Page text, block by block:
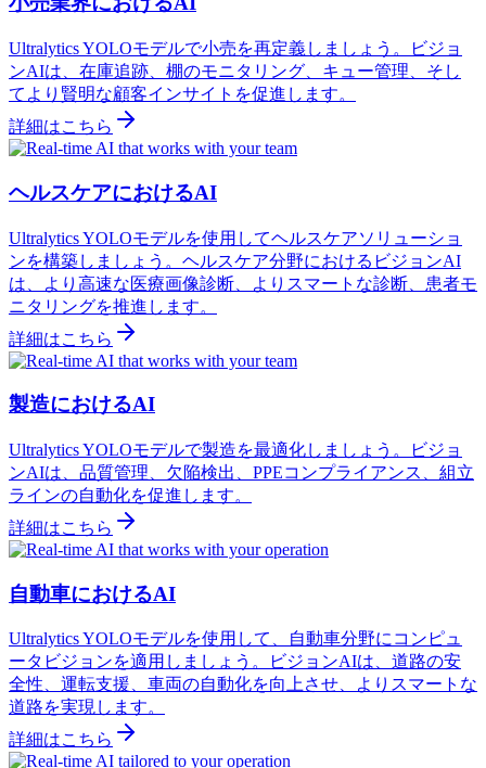
Ultralytics YOLOモデルで小売を再定義しましょう。ビジョ
ンAIは、在庫追跡、棚のモニタリング、キュー管理、そし
てより賢明な顧客インサイトを促進します。
詳細はこちら
ヘルスケアにおけるAI
Ultralytics YOLOモデルを使用してヘルスケアソリューショ
ンを構築しましょう。ヘルスケア分野におけるビジョンAI
は、より高速な医療画像診断、よりスマートな診断、患者モ
ニタリングを推進します。
詳細はこちら
製造におけるAI
Ultralytics YOLOモデルで製造を最適化しましょう。ビジョ
ンAIは、品質管理、欠陥検出、PPEコンプライアンス、組立
ラインの自動化を促進します。
詳細はこちら
自動車におけるAI
Ultralytics YOLOモデルを使用して、自動車分野にコンピュ
ータビジョンを適用しましょう。ビジョンAIは、道路の安
全性、運転支援、車両の自動化を向上させ、よりスマートな
道路を実現します。
詳細はこちら